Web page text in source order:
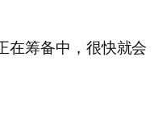
在筹备中，很快就会